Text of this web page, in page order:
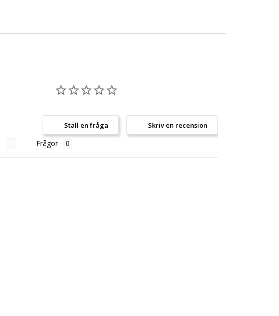
Skriv en recension
Ställ en fråga
Frågor